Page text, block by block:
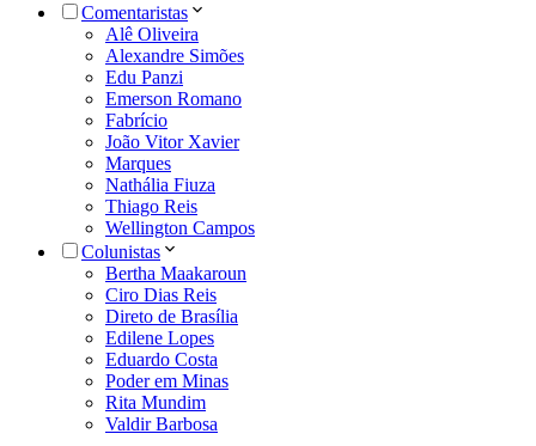
Comentaristas
Alê Oliveira
Alexandre Simões
Edu Panzi
Emerson Romano
Fabrício
João Vitor Xavier
Marques
Nathália Fiuza
Thiago Reis
Wellington Campos
Colunistas
Bertha Maakaroun
Ciro Dias Reis
Direto de Brasília
Edilene Lopes
Eduardo Costa
Poder em Minas
Rita Mundim
Valdir Barbosa